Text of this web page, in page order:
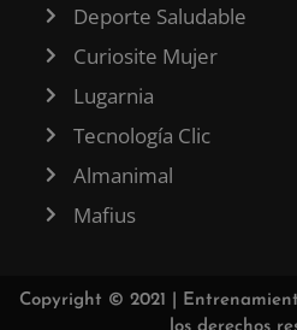
Deporte Saludable
Curiosite Mujer
Lugarnia
Tecnología Clic
Almanimal
Mafius
Copyright © 2021 |